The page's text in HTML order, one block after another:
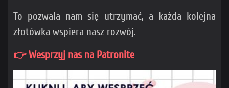
To pozwala nam się utrzymać, a każda kolejna
złotówka wspiera nasz rozwój.
👉 Wesprzyj nas na Patronite